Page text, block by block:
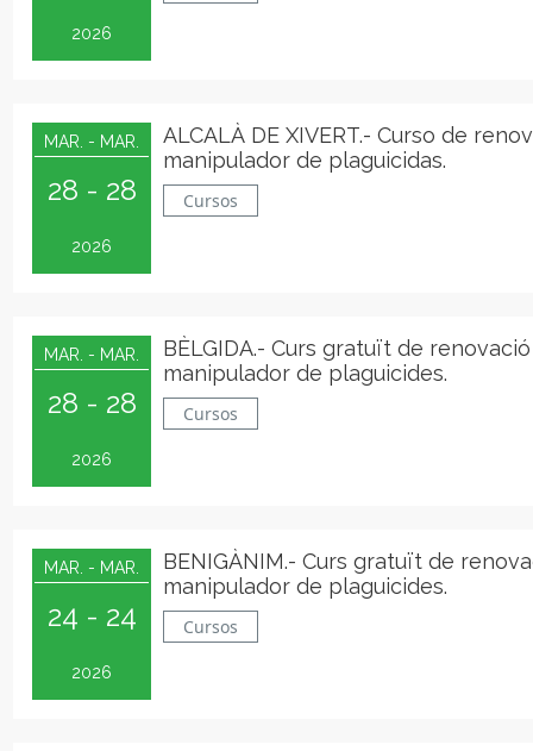
2026
MAR. - MAR.
28 - 28
2026
ALCALÀ DE XIVERT.- Curso de
manipulador de plaguicidas.
Cursos
MAR. - MAR.
28 - 28
2026
BÈLGIDA.- Curs gratuït de
manipulador de plaguicides.
Cursos
MAR. - MAR.
24 - 24
2026
BENIGÀNIM.- Curs gratuït de
manipulador de plaguicides.
Cursos